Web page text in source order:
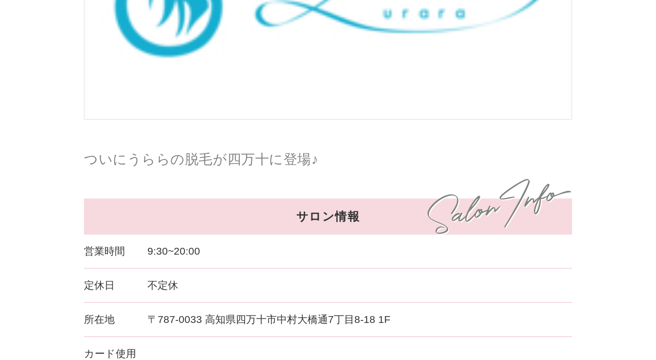
ついにうららの脱毛が四万十に登場♪
サロン情報
営業時間 9:30~20:00
定休日 不定休
所在地 〒787-0033 高知県四万十市中村大橋通7丁目8-18 1F
カード使用